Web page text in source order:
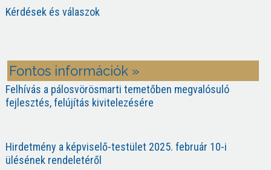
Kérdések és válaszok
Fontos információk »
Felhívás a pálosvörösmarti temetőben megvalósuló
fejlesztés, felújítás kivitelezésére
Hirdetmény a képviselő-testület 2025. február 10-i
ülésének rendeletéről